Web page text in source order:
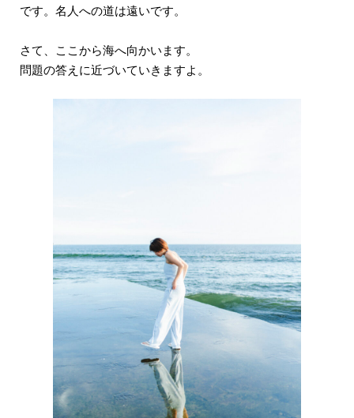
です。名人への道は遠いです。
さて、ここから海へ向かいます。
問題の答えに近づいていきますよ。